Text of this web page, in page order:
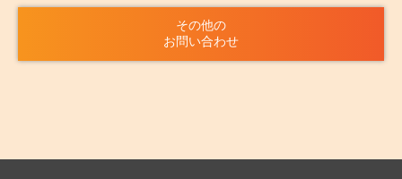
その他の
お問い合わせ